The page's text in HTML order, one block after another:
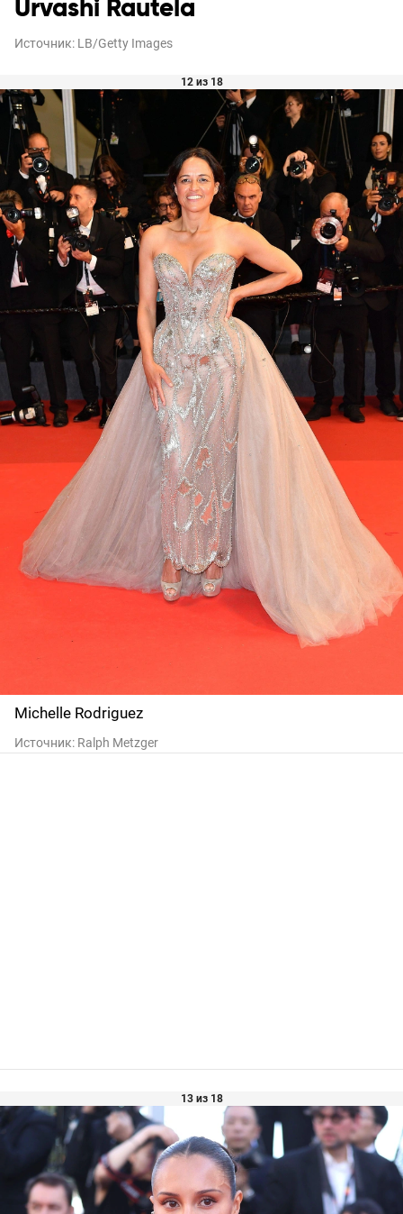
Urvashi Rautela
Источник: LB/Getty Images
12 из 18
Michelle Rodriguez
Источник: Ralph Metzger
13 из 18